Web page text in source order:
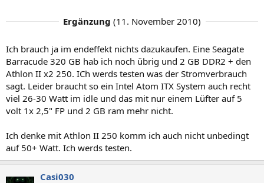
Ergänzung (11. November 2010)
Ich brauch ja im endeffekt nichts dazukaufen. Eine Seagate
Barracude 320 GB hab ich noch übrig und 2 GB DDR2 + den
Athlon II x2 250. ICh werds testen was der Stromverbrauch
sagt. Leider braucht so ein Intel Atom ITX System auch recht
viel 26-30 Watt im idle und das mit nur einem Lüfter auf 5
volt 1x 2,5" FP und 2 GB ram mehr nicht.
Ich denke mit Athlon II 250 komm ich auch nicht unbedingt
auf 50+ Watt. Ich werds testen.
Casi030